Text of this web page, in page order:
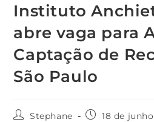
Instituto
abre vaga para
Captação de
São Paulo
Stephane
18 de